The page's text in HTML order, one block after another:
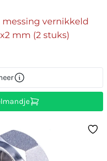
vernikkeld
mm (2 stuks)